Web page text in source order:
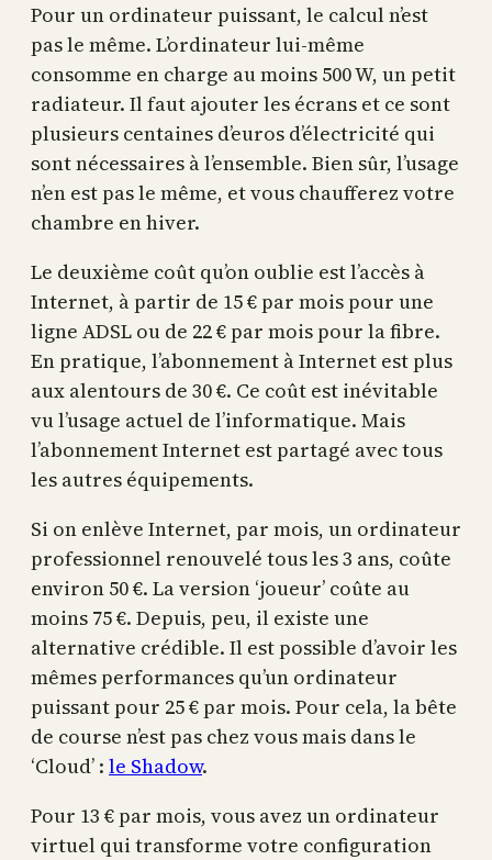
Pour un ordinateur puissant, le calcul n’est
pas le même. L’ordinateur lui-même
consomme en charge au moins 500 W, un petit
radiateur. Il faut ajouter les écrans et ce sont
plusieurs centaines d’euros d’électricité qui
sont nécessaires à l’ensemble. Bien sûr, l’usage
n’en est pas le même, et vous chaufferez votre
chambre en hiver.
Le deuxième coût qu’on oublie est l’accès à
Internet, à partir de 15 € par mois pour une
ligne ADSL ou de 22 € par mois pour la fibre.
En pratique, l’abonnement à Internet est plus
aux alentours de 30 €. Ce coût est inévitable
vu l’usage actuel de l’informatique. Mais
l’abonnement Internet est partagé avec tous
les autres équipements.
Si on enlève Internet, par mois, un ordinateur
professionnel renouvelé tous les 3 ans, coûte
environ 50 €. La version ‘joueur’ coûte au
moins 75 €. Depuis, peu, il existe une
alternative crédible. Il est possible d’avoir les
mêmes performances qu’un ordinateur
puissant pour 25 € par mois. Pour cela, la bête
de course n’est pas chez vous mais dans le
‘Cloud’ : le Shadow.
Pour 13 € par mois, vous avez un ordinateur
virtuel qui transforme votre configuration